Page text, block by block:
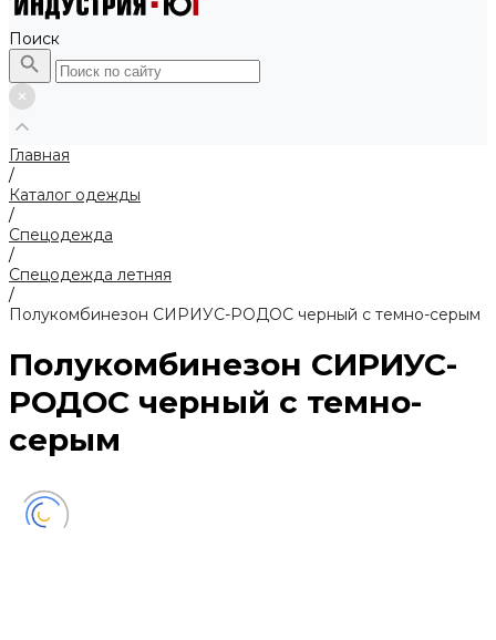
Поиск
Главная
/
Каталог одежды
/
Спецодежда
/
Спецодежда летняя
/
Полукомбинезон СИРИУС-РОДОС черный с темно-серым
Полукомбинезон СИРИУС-
РОДОС черный с темно-
серым